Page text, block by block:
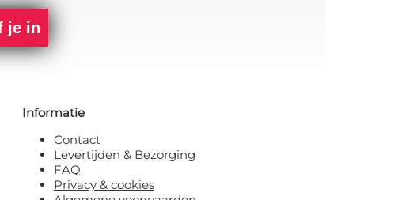
je in
Informatie
Contact
Levertijden & Bezorging
FAQ
Privacy & cookies